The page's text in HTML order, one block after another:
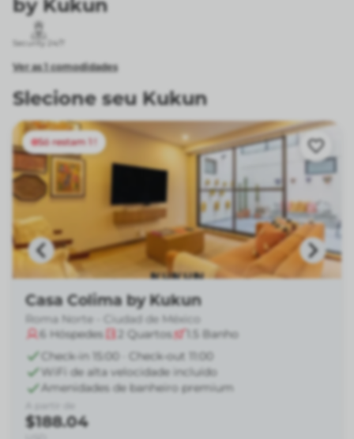
by Kukun
Security 24/7
Ver as 1 comodidades
Slecione seu Kukun
Só restam 1 !
Casa Colima by Kukun
Roma Norte - Ciudad de México
6 Hóspedes Quartos
Banho
Check-in 15:00 · Check-out 11:00
WiFi de alta velocidade incluído
Amenidades de banheiro premium
$188.04